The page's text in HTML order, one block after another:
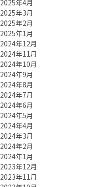
2025年4月
2025年3月
2025年2月
2025年1月
2024年12月
2024年11月
2024年10月
2024年9月
2024年8月
2024年7月
2024年6月
2024年5月
2024年4月
2024年3月
2024年2月
2024年1月
2023年12月
2023年11月